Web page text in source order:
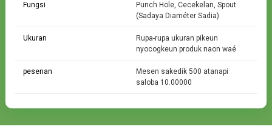
Fungsi
Punch Hole, Cecekelan, Spout
(Sadaya Diaméter Sadia)
Ukuran
Rupa-rupa ukuran pikeun
nyocogkeun produk naon waé
pesenan
Mesen sakedik 500 atanapi
saloba 10.00000